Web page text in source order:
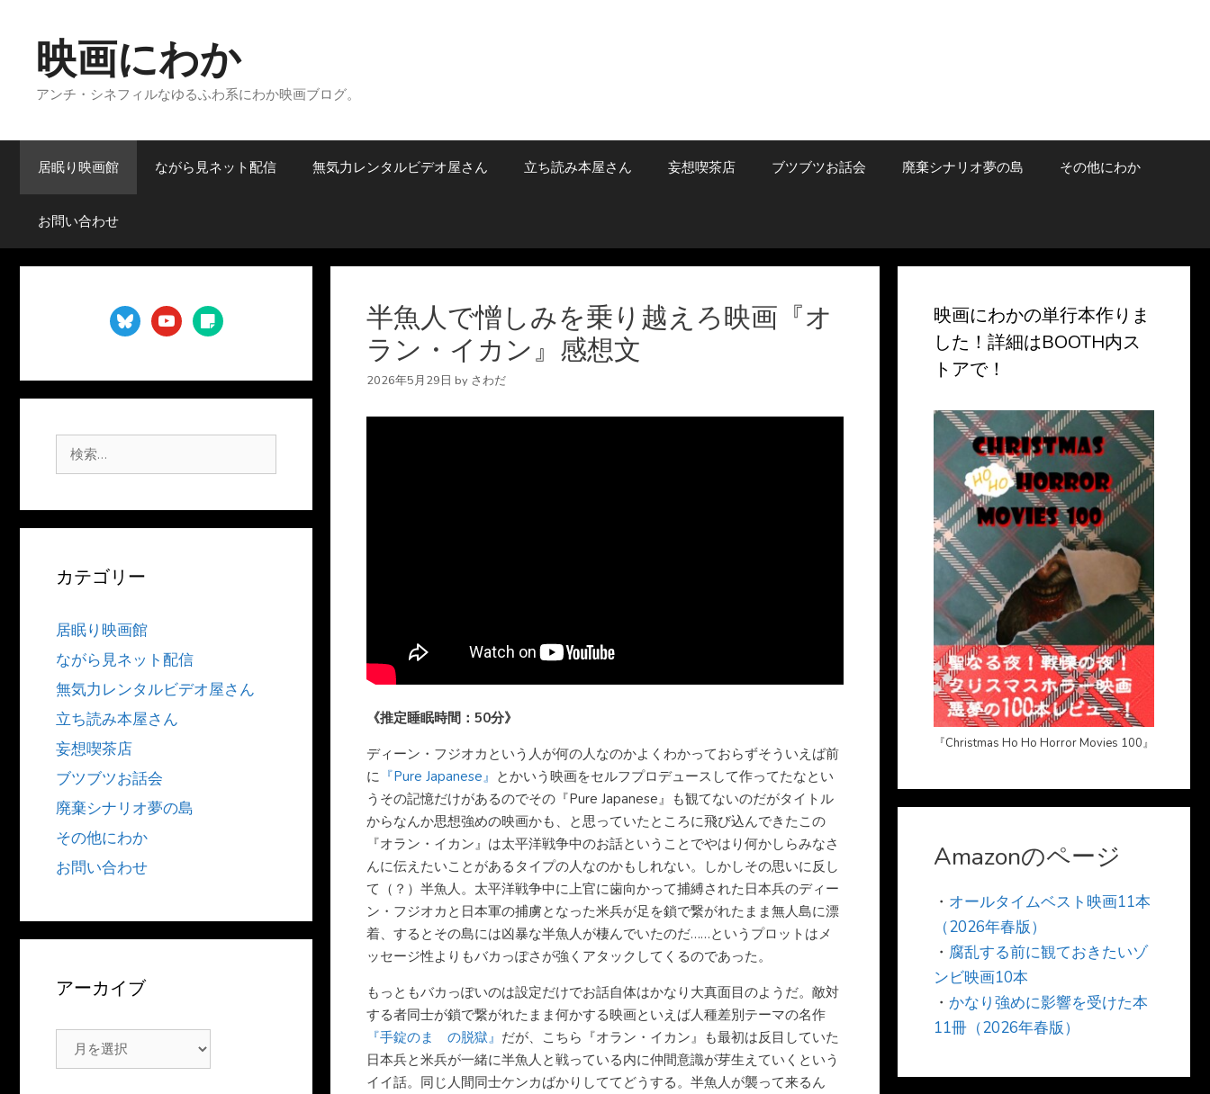
ス
映画にわか
アンチ・シネフィルなゆるふわ系にわか映画ブログ。
居眠り映画館 ながら見ネット配信 無気力レンタルビデオ屋さん 立ち読み本屋さん 妄想喫茶店 ブツブツお話会 廃棄シナリオ夢の島 その他にわか
お問い合わせ
半魚人で憎しみを乗り越えろ映画『オ
ラン・イカン』感想文
2026年5月29日 by さわだ
《推定睡眠時間：50分》
ディーン・フジオカという人が何の人なのかよくわかっておらずそういえば前
に 『Pure Japanese』 とかいう映画をセルフプロデュースして作ってたなとい
うその記憶だけがあるのでその『Pure Japanese』も観てないのだがタイトル
からなんか思想強めの映画かも、と思っていたところに飛び込んできたこの
『オラン・イカン』は太平洋戦争中のお話ということでやはり何かしらみなさ
んに伝えたいことがあるタイプの人なのかもしれない。しかしその思いに反し
て（？）半魚人。太平洋戦争中に上官に歯向かって捕縛された日本兵のディー
ン・フジオカと日本軍の捕虜となった米兵が足を鎖で繋がれたまま無人島に漂
着、するとその島には凶暴な半魚人が棲んでいたのだ……というプロットはメ
ッセージ性よりもバカっぽさが強くアタックしてくるのであった。
もっともバカっぽいのは設定だけでお話自体はかなり大真面目のようだ。敵対
する者同士が鎖で繋がれたまま何かする映画といえば人種差別テーマの名作
『手錠のまゝの脱獄』 だが、こちら『オラン・イカン』も最初は反目していた
日本兵と米兵が一緒に半魚人と戦っている内に仲間意識が芽生えていくという
イイ話。同じ人間同士ケンカばかりしててどうする。半魚人が襲って来るん
blueskyyoutubesticky-
note
索:
カテゴリー
居眠り映画館
ながら見ネット配信
無気力レンタルビデオ屋さん
立ち読み本屋さん
妄想喫茶店
ブツブツお話会
廃棄シナリオ夢の島
その他にわか
お問い合わせ
アーカイブ
ー
映画にわかの単行本作りま
した！詳細はBOOTH内ス
トアで！
『Christmas Ho Ho Horror Movies 100』
Amazonのページ
・ オールタイムベスト映画11本
（2026年春版）
・ 腐乱する前に観ておきたいゾ
ンビ映画10本
・ かなり強めに影響を受けた本
11冊（2026年春版）